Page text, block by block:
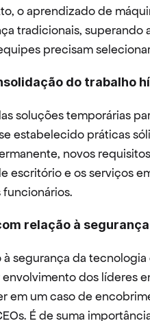
o aprendizado de
tradicionais, superando
precisam
do trabalho
soluções temporárias
estabelecido práticas
novos
escritório e os serviços
relação à segurança
segurança da
dos líderes
em um caso de
É de suma